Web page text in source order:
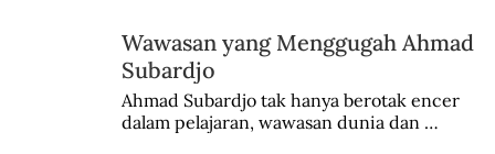
Wawasan yang Menggugah Ahmad
Subardjo
Ahmad Subardjo tak hanya berotak encer
dalam pelajaran, wawasan dunia dan